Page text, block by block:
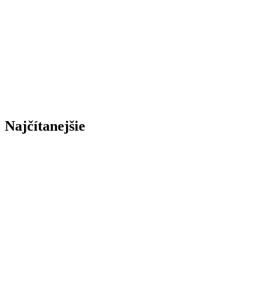
Najčítanejšie